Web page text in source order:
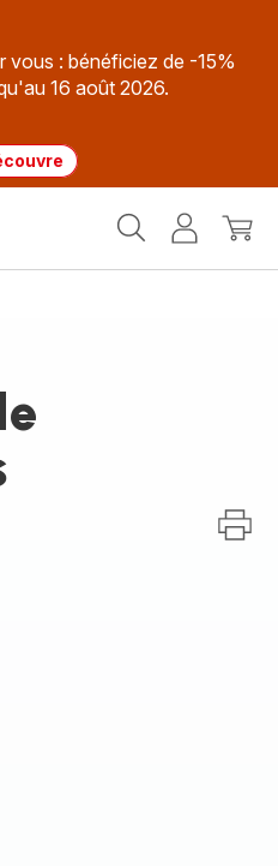
vous : bénéficiez de -15%
16 août 2026.
MonMon